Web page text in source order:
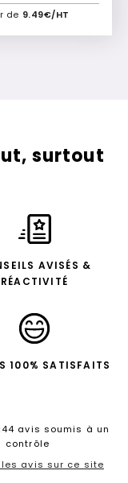
de 9.49€/HT
à mon devis
surtout
AVISÉS &
RÉACTIVITÉ
100% SATISFAITS
avis soumis à un
contrôle
avis sur ce site